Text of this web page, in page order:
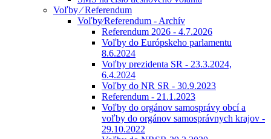
Voľby ⁄ Referendum
Voľby⁄Referendum - Archív
Referendum 2026 - 4.7.2026
Voľby do Európskeho parlamentu
8.6.2024
Voľby prezidenta SR - 23.3.2024,
6.4.2024
Voľby do NR SR - 30.9.2023
Referendum - 21.1.2023
Voľby do orgánov samosprávy obcí a
voľby do orgánov samosprávnych krajov -
29.10.2022